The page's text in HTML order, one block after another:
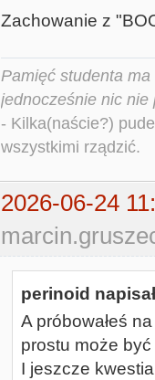
Zachowanie z
Pamięć studenta
jednocześnie nic nie
- Kilka(naście?)
wszystkimi rządzić.
2026-06-24
perinoid
A próbowałeś
prostu może
I jeszcze